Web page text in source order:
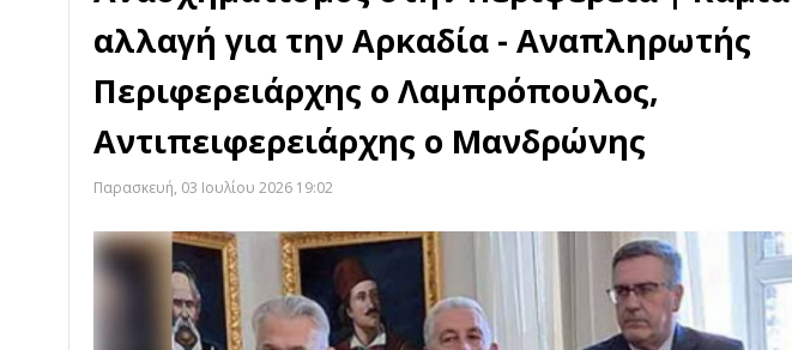
αλλαγή για την Αρκαδία - Αναπληρωτής
Περιφερειάρχης ο Λαμπρόπουλος,
Αντιπειφερειάρχης ο Μανδρώνης
Παρασκευή, 03 Ιουλίου 2026 19:02